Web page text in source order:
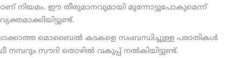
നിയമം. ഈ തീരുമാനവുമായി മുന്നോട്ടുപോകുമെന്ന്
മൊബൈല്‍ കടകളെ സംബന്ധിച്ചുള്ള പരാതികൾ
നമ്പറും സൗദി തൊഴില്‍ വകുപ്പ് നൽകിയിട്ടുണ്ട്.